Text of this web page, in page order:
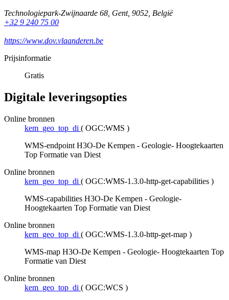
Technologiepark-Zwijnaarde 68, Gent, 9052, België
+32 9 240 75 00
https://www.dov.vlaanderen.be
Prijsinformatie
Gratis
Digitale leveringsopties
Online bronnen
kem_geo_top_di ( OGC:WMS )
WMS-endpoint H3O-De Kempen - Geologie- Hoogtekaarten
Top Formatie van Diest
Online bronnen
kem_geo_top_di ( OGC:WMS-1.3.0-http-get-capabilities )
WMS-capabilities H3O-De Kempen - Geologie-
Hoogtekaarten Top Formatie van Diest
Online bronnen
kem_geo_top_di ( OGC:WMS-1.3.0-http-get-map )
WMS-map H3O-De Kempen - Geologie- Hoogtekaarten Top
Formatie van Diest
Online bronnen
kem_geo_top_di ( OGC:WCS )